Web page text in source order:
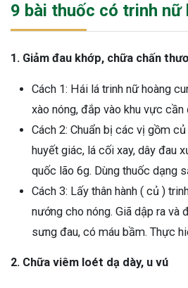
9 bài thuốc có trinh nữ
1. Giảm đau khớp, chữa chấn
Cách 1: Hái lá trinh nữ hoàng
xào nóng, đắp vào khu vực cần
Cách 2: Chuẩn bị các vị gồm
huyết giác, lá cối xay, dây đau
quốc lão 6g. Dùng thuốc dạng
Cách 3: Lấy thân hành ( củ )
nướng cho nóng. Giã dập ra và
sưng đau, có máu bầm. Thực
2. Chữa viêm loét dạ dày, u vú